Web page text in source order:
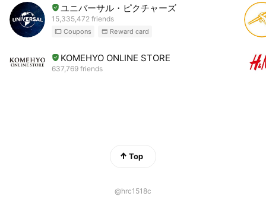
ユニバーサル・ピクチャーズ
15,335,472 friends
Coupons Reward card
KOMEHYO ONLINE STORE
637,769 friends
Top
@hrc1518c